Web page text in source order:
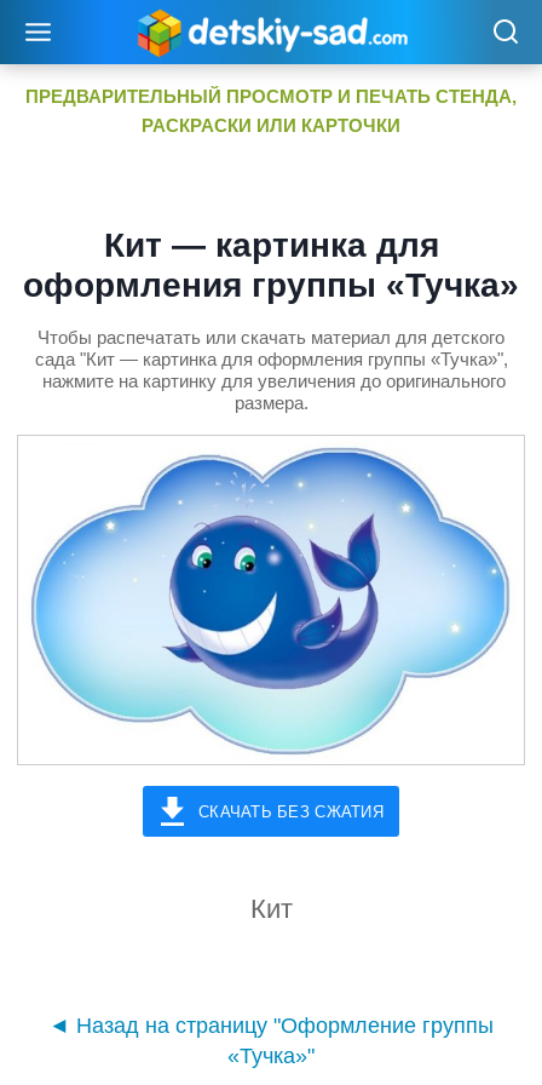
содержимому
ПРЕДВАРИТЕЛЬНЫЙ ПРОСМОТР И ПЕЧАТЬ СТЕНДА,
РАСКРАСКИ ИЛИ КАРТОЧКИ
Кит — картинка для
оформления группы «Тучка»
Чтобы распечатать или скачать материал для детского
сада "Кит — картинка для оформления группы «Тучка»",
нажмите на картинку для увеличения до оригинального
размера.
СКАЧАТЬ БЕЗ СЖАТИЯ
Кит
◄ Назад на страницу "Оформление группы
«Тучка»"